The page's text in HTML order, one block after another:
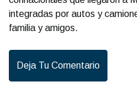
integradas por autos y
familia y amigos.
Deja Tu Comentario